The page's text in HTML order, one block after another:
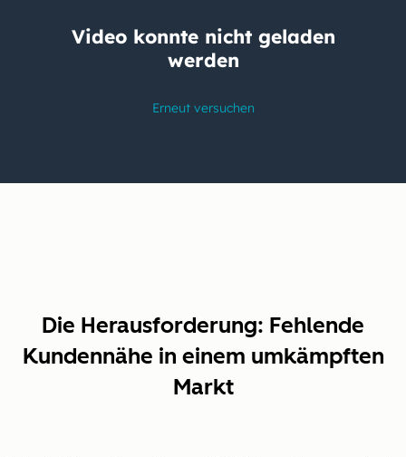
Die Herausforderung: Fehlende
Kundennähe in einem umkämpften
Markt